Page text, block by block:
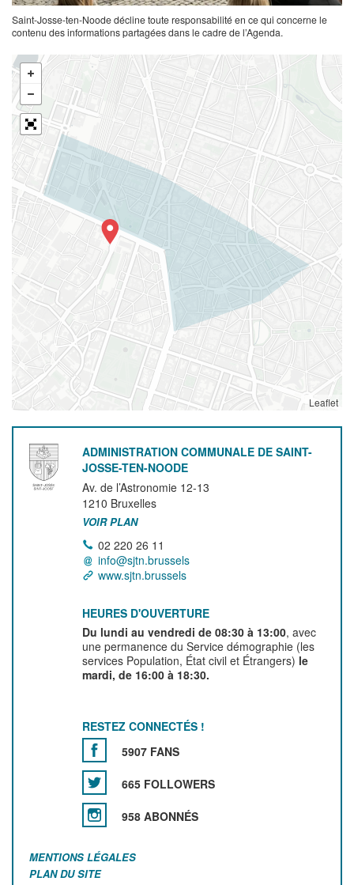
Saint-Josse-ten-Noode décline toute responsabilité en ce qui concerne le
contenu des informations partagées dans le cadre de l’Agenda.
Leaflet
ADMINISTRATION COMMUNALE DE SAINT-
JOSSE-TEN-NOODE
Av. de l’Astronomie 12-13
1210 Bruxelles
VOIR PLAN
02 220 26 11
info@sjtn.brussels
www.sjtn.brussels
HEURES D'OUVERTURE
Du lundi au vendredi de 08:30 à 13:00, avec
une permanence du Service démographie (les
services Population, État civil et Étrangers) le
mardi, de 16:00 à 18:30.
RESTEZ CONNECTÉS !
5907 FANS
665 FOLLOWERS
958 ABONNÉS
MENTIONS LÉGALES
PLAN DU SITE